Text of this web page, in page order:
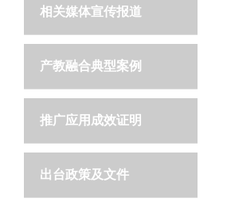
相关媒体宣传报道
产教融合典型案例
推广应用成效证明
出台政策及文件